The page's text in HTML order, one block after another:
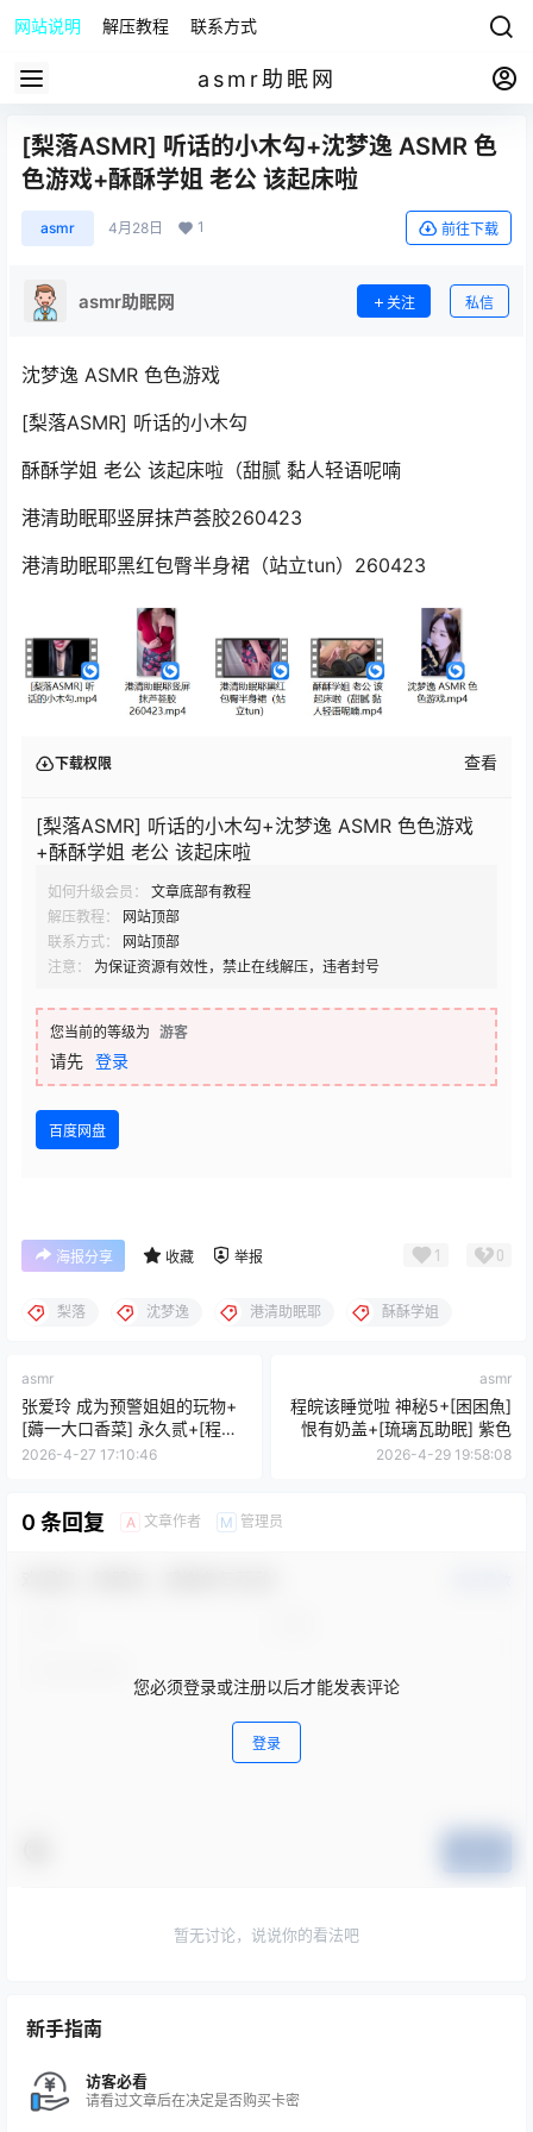
网站说明 解压教程 联系方式
asmr助眠网
[梨落ASMR] 听话的小木勾+沈梦逸 ASMR 色
色游戏+酥酥学姐 老公 该起床啦
asmr 4月28日 1 前往下载
asmr助眠网 关注 私信
沈梦逸 ASMR 色色游戏
[梨落ASMR] 听话的小木勾
酥酥学姐 老公 该起床啦（甜腻 黏人轻语呢喃
港清助眠耶竖屏抹芦荟胶260423
港清助眠耶黑红包臀半身裙（站立tun）260423
下载权限 查看
[梨落ASMR] 听话的小木勾+沈梦逸 ASMR 色色游戏
+酥酥学姐 老公 该起床啦
如何升级会员：
文章底部有教程
解压教程：
网站顶部
联系方式：
网站顶部
注意：
为保证资源有效性，禁止在线解压，违者封号
您当前的等级为 游客
请先 登录
百度网盘
海报分享 收藏 举报 1 0
梨落 沈梦逸 港清助眠耶 酥酥学姐
asmr
张爱玲 成为预警姐姐的玩物+
[薅一大口香菜] 永久贰+[程皖
该睡觉啦] 老师给你清理
2026-4-27 17:10:46
asmr
程皖该睡觉啦 神秘5+[困困魚]
恨有奶盖+[琉璃瓦助眠] 紫色
2026-4-29 19:58:08
0 条回复 A 文章作者 M 管理员
您必须登录或注册以后才能发表评论
登录
暂无讨论，说说你的看法吧
新手指南
访客必看
请看过文章后在决定是否购买卡密